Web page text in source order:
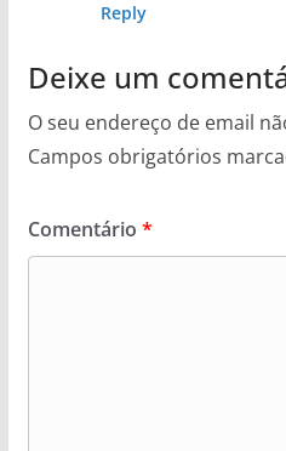
Reply
Deixe um
O seu endereço de email
Campos obrigatórios
Comentário *